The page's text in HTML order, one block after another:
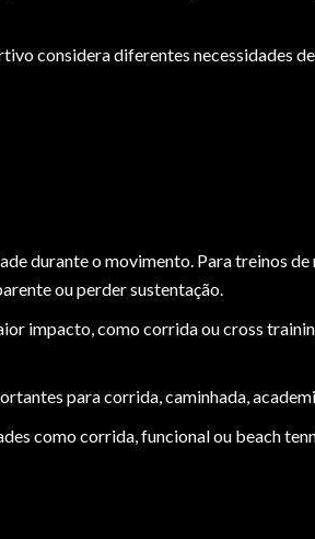
considera diferentes necessidades
durante o movimento. Para treinos de
ou perder sustentação.
impacto, como corrida ou cross
para corrida, caminhada,
como corrida, funcional ou beach